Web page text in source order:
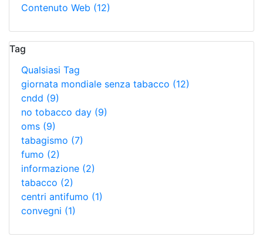
Contenuto Web (12)
Tag
Qualsiasi Tag
giornata mondiale senza tabacco (12)
cndd (9)
no tobacco day (9)
oms (9)
tabagismo (7)
fumo (2)
informazione (2)
tabacco (2)
centri antifumo (1)
convegni (1)